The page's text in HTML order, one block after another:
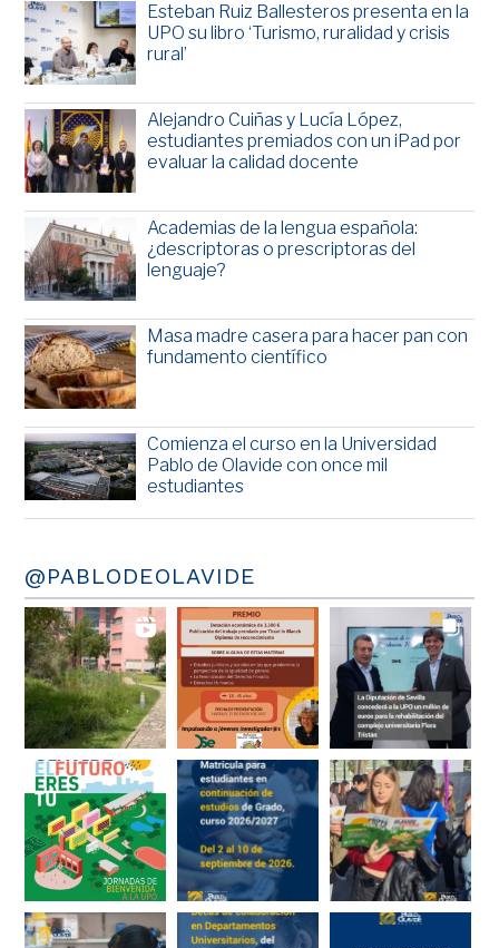
Esteban Ruiz Ballesteros presenta en la
UPO su libro ‘Turismo, ruralidad y crisis
rural’
Alejandro Cuiñas y Lucía López,
estudiantes premiados con un iPad por
evaluar la calidad docente
Academias de la lengua española:
¿descriptoras o prescriptoras del
lenguaje?
Masa madre casera para hacer pan con
fundamento científico
Comienza el curso en la Universidad
Pablo de Olavide con once mil
estudiantes
@PABLODEOLAVIDE